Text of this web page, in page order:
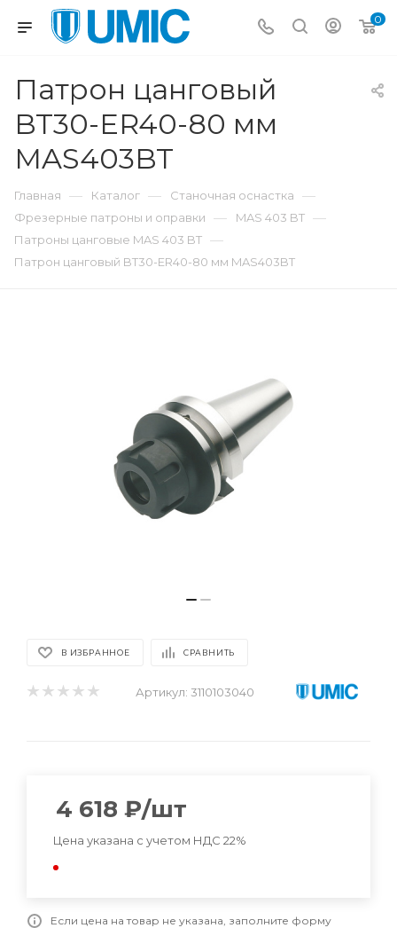
0
Патрон цанговый
BT30-ER40-80 мм
MAS403BT
Главная — Каталог — Станочная оснастка —
Фрезерные патроны и оправки — MAS 403 BT —
Патроны цанговые MAS 403 BT —
Патрон цанговый BT30-ER40-80 мм MAS403BT
В ИЗБРАННОЕ СРАВНИТЬ
Артикул: 3110103040
4 618 ₽/шт
Цена указана с учетом НДС 22%
Если цена на товар не указана, заполните форму